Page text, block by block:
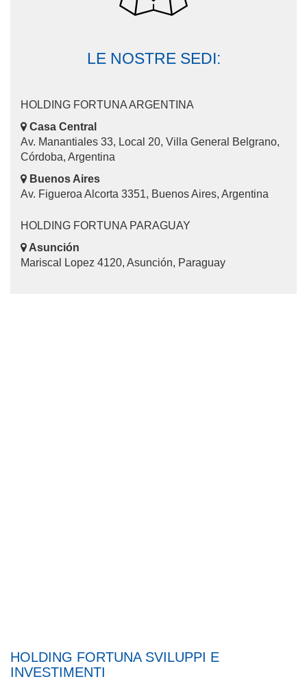
LE NOSTRE SEDI:
Av. Manantiales 33, Local 20, Villa General Belgrano,
Córdoba, Argentina
Av. Figueroa Alcorta 3351, Buenos Aires, Argentina
Mariscal Lopez 4120, Asunción, Paraguay
HOLDING FORTUNA SVILUPPI E
INVESTIMENTI